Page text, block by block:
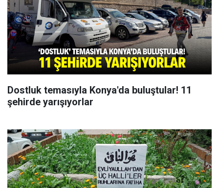
Dostluk temasıyla Konya'da buluştular! 11
şehirde yarışıyorlar